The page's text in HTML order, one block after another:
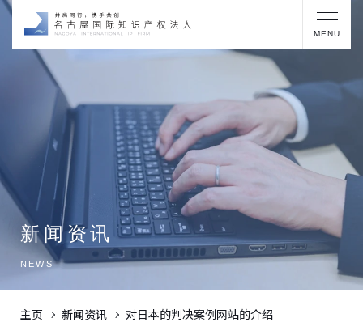
MENU
新闻资讯
NEWS
主页 新闻资讯 对日本的判决案例网站的介绍